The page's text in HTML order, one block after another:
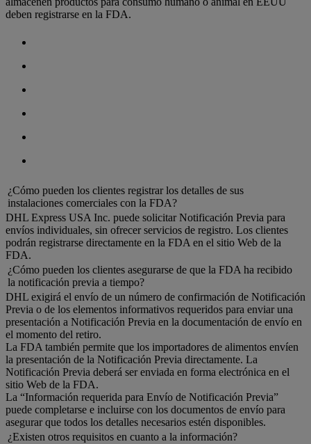
deben registrarse en la FDA.
¿Cómo pueden los clientes registrar los detalles de sus
instalaciones comerciales con la FDA?
DHL Express USA Inc. puede solicitar Notificación Previa para
envíos individuales, sin ofrecer servicios de registro. Los clientes
podrán registrarse directamente en la FDA en el sitio Web de la
FDA.
¿Cómo pueden los clientes asegurarse de que la FDA ha recibido
la notificación previa a tiempo?
DHL exigirá el envío de un número de confirmación de Notificación
Previa o de los elementos informativos requeridos para enviar una
presentación a Notificación Previa en la documentación de envío en
el momento del retiro.
La FDA también permite que los importadores de alimentos envíen
la presentación de la Notificación Previa directamente. La
Notificación Previa deberá ser enviada en forma electrónica en el
sitio Web de la FDA.
La “Información requerida para Envío de Notificación Previa”
puede completarse e incluirse con los documentos de envío para
asegurar que todos los detalles necesarios estén disponibles.
¿Existen otros requisitos en cuanto a la información?